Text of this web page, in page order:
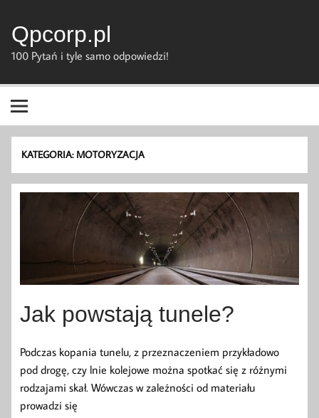
content
Qpcorp.pl
100 Pytań i tyle samo odpowiedzi!
KATEGORIA: MOTORYZACJA
Jak powstają tunele?
Podczas kopania tunelu, z przeznaczeniem przykładowo
pod drogę, czy lnie kolejowe można spotkać się z różnymi
rodzajami skał. Wówczas w zależności od materiału
prowadzi się